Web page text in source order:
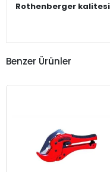
Rothenberger
Benzer Ürünler